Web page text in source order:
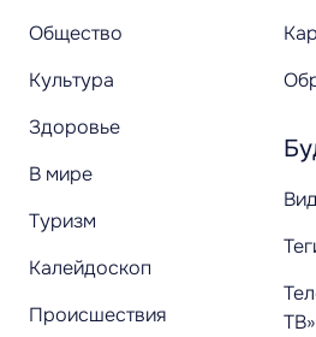
Общество
Культура
Здоровье
В мире
Туризм
Калейдоскоп
Происшествия